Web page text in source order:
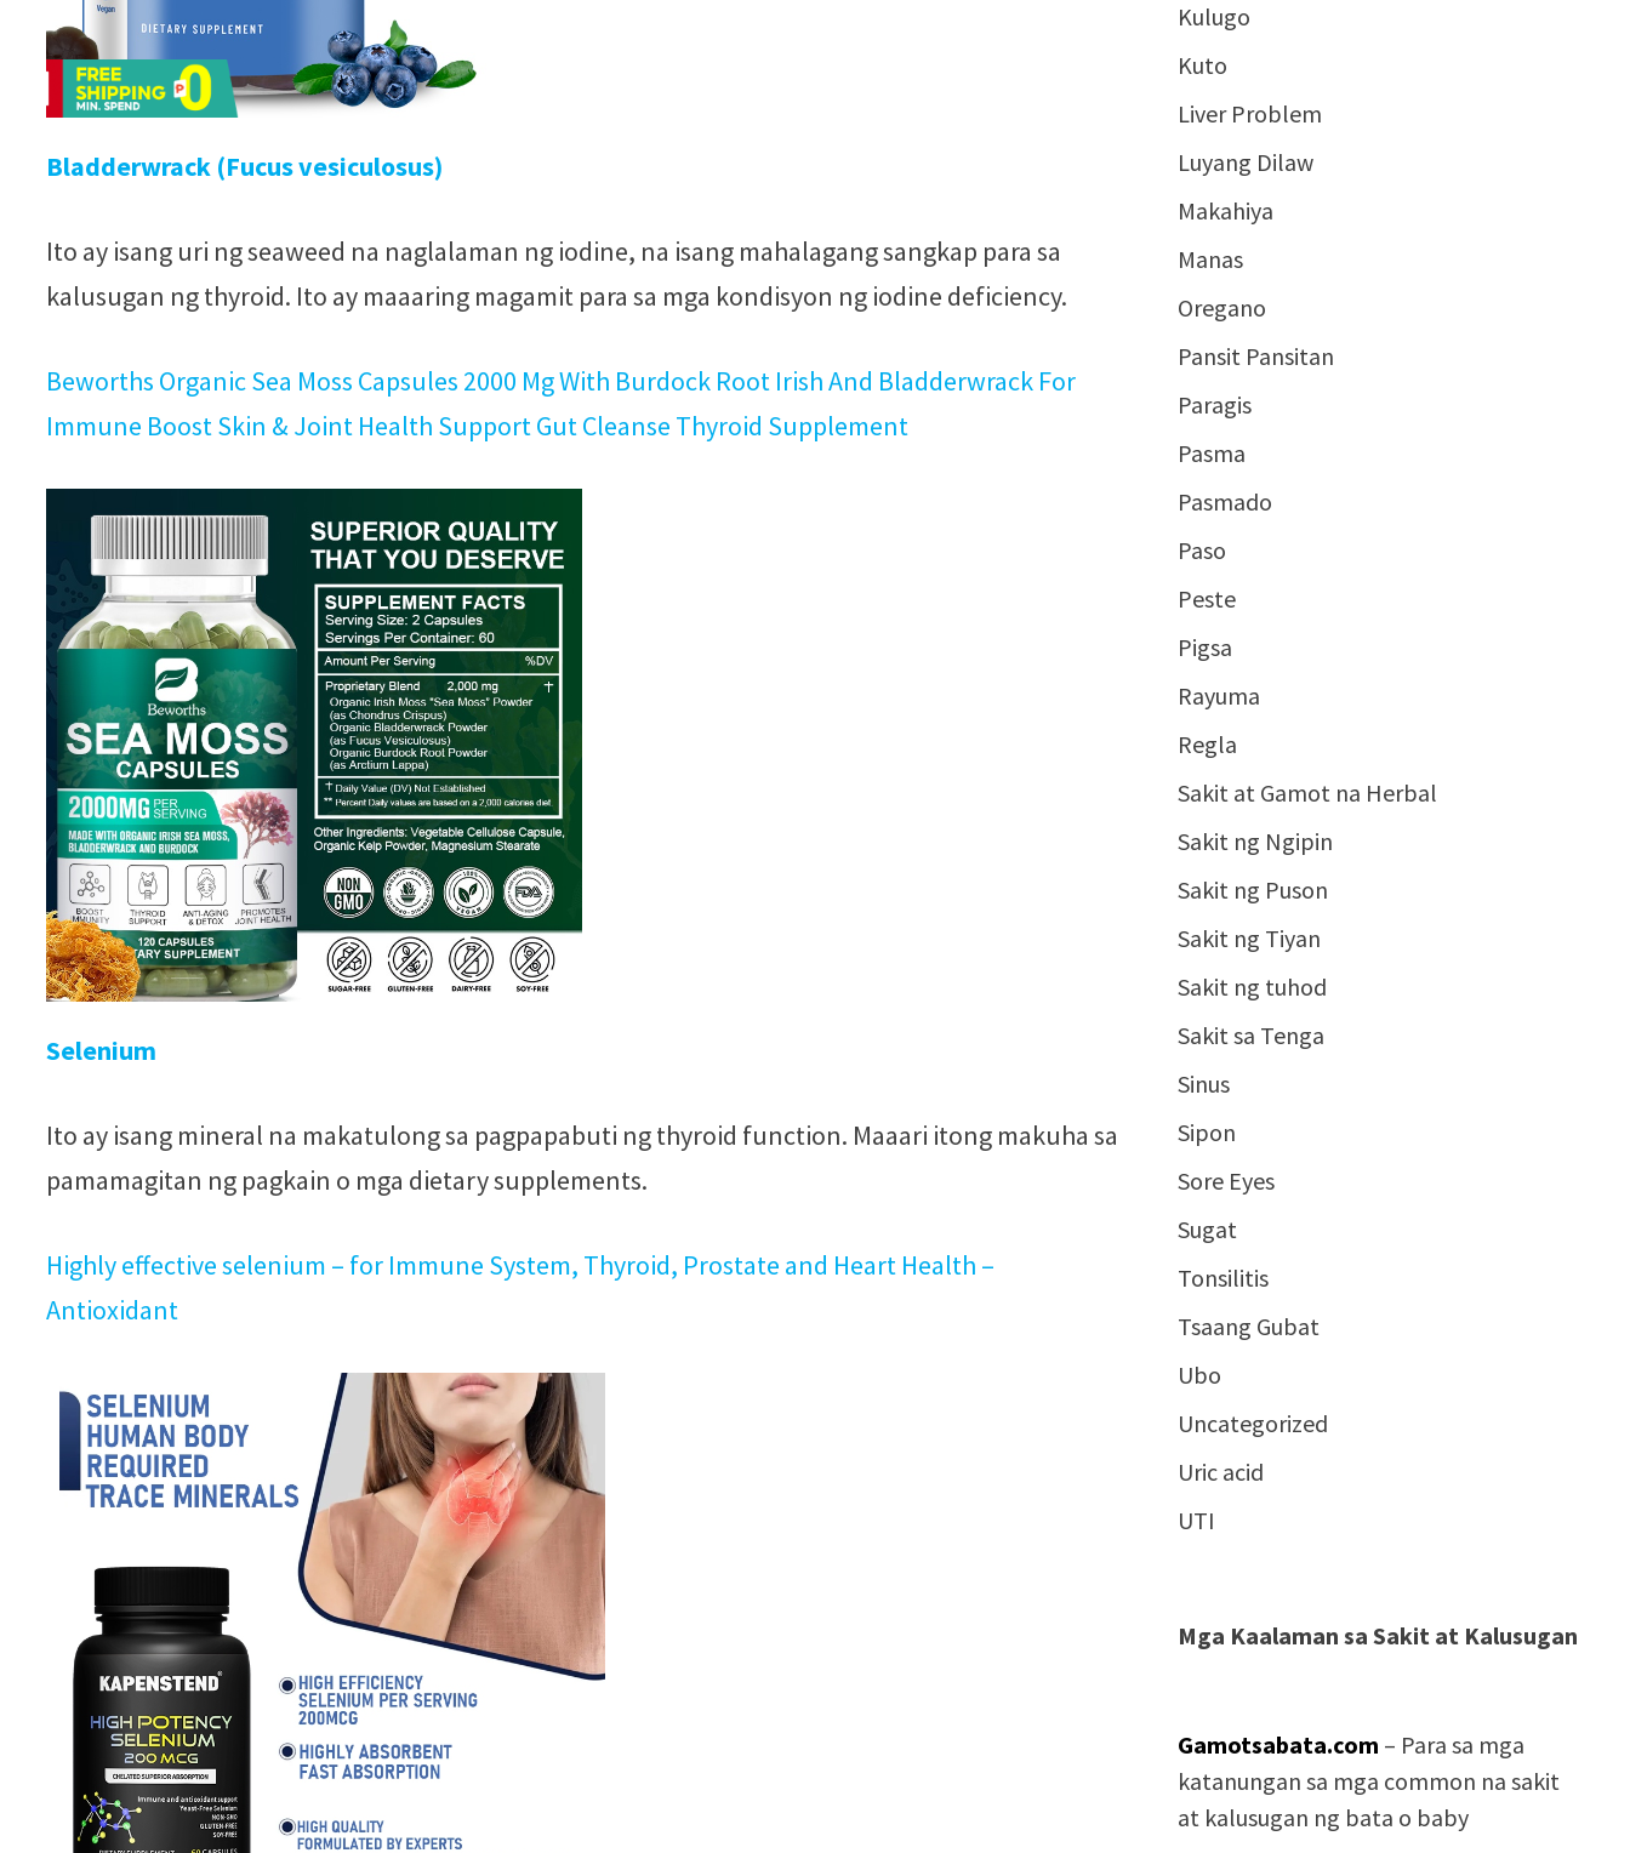
Bladderwrack (Fucus vesiculosus)
Ito ay isang uri ng seaweed na naglalaman ng iodine, na isang mahalagang sangkap para sa
kalusugan ng thyroid. Ito ay maaaring magamit para sa mga kondisyon ng iodine deficiency.
Beworths Organic Sea Moss Capsules 2000 Mg With Burdock Root Irish And Bladderwrack For
Immune Boost Skin & Joint Health Support Gut Cleanse Thyroid Supplement
Selenium
Ito ay isang mineral na makatulong sa pagpapabuti ng thyroid function. Maaari itong makuha sa
pamamagitan ng pagkain o mga dietary supplements.
Highly effective selenium – for Immune System, Thyroid, Prostate and Heart Health –
Antioxidant
Kulugo
Kuto
Liver Problem
Luyang Dilaw
Makahiya
Manas
Oregano
Pansit Pansitan
Paragis
Pasma
Pasmado
Paso
Peste
Pigsa
Rayuma
Regla
Sakit at Gamot na Herbal
Sakit ng Ngipin
Sakit ng Puson
Sakit ng Tiyan
Sakit ng tuhod
Sakit sa Tenga
Sinus
Sipon
Sore Eyes
Sugat
Tonsilitis
Tsaang Gubat
Ubo
Uncategorized
Uric acid
UTI
Mga Kaalaman sa Sakit at Kalusugan
Gamotsabata.com – Para sa mga
katanungan sa mga common na sakit
at kalusugan ng bata o baby